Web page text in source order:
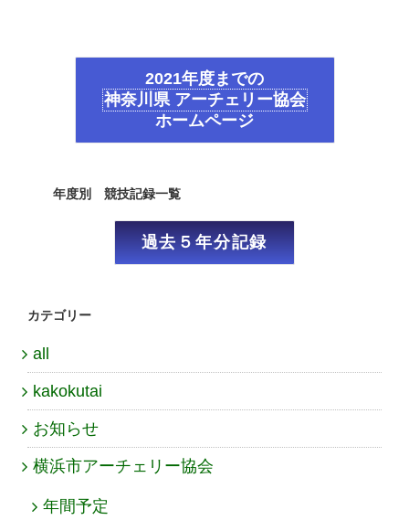
2021年度までの
神奈川県 アーチェリー協会
ホームページ
年度別 競技記録一覧
過去５年分記録
カテゴリー
all
kakokutai
お知らせ
横浜市アーチェリー協会
年間予定